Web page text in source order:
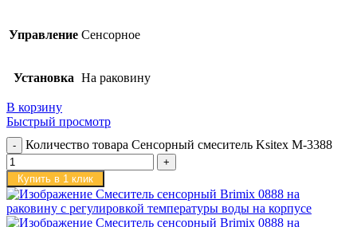
Управление Сенсорное
Установка На раковину
В корзину
Быстрый просмотр
Количество товара Сенсорный смеситель Ksitex M-3388
Купить в 1 клик